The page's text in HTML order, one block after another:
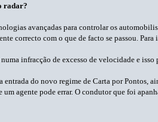
radar?
avançadas para controlar os
correcto com o que de facto se passou.
infracção de excesso de velocidade e
entrada do novo regime de Carta por Pontos,
agente pode errar. O condutor que foi